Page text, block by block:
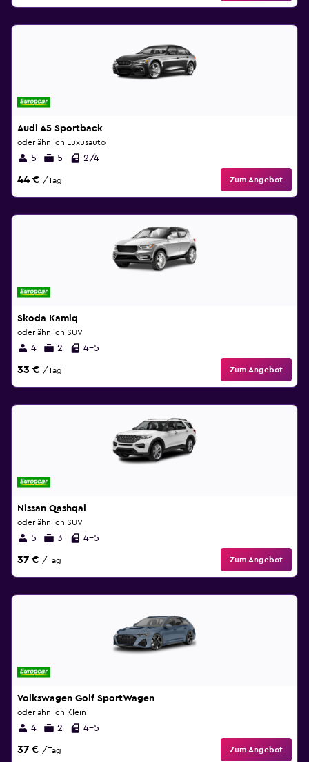
Audi A5 Sportback
oder ähnlich Luxusauto
5 5 2/4
44 € /Tag Zum Angebot
Skoda Kamiq
oder ähnlich SUV
4 2 4-5
33 € /Tag Zum Angebot
Nissan Qashqai
oder ähnlich SUV
5 3 4-5
37 € /Tag Zum Angebot
Volkswagen Golf SportWagen
oder ähnlich Klein
4 2 4-5
37 € /Tag Zum Angebot